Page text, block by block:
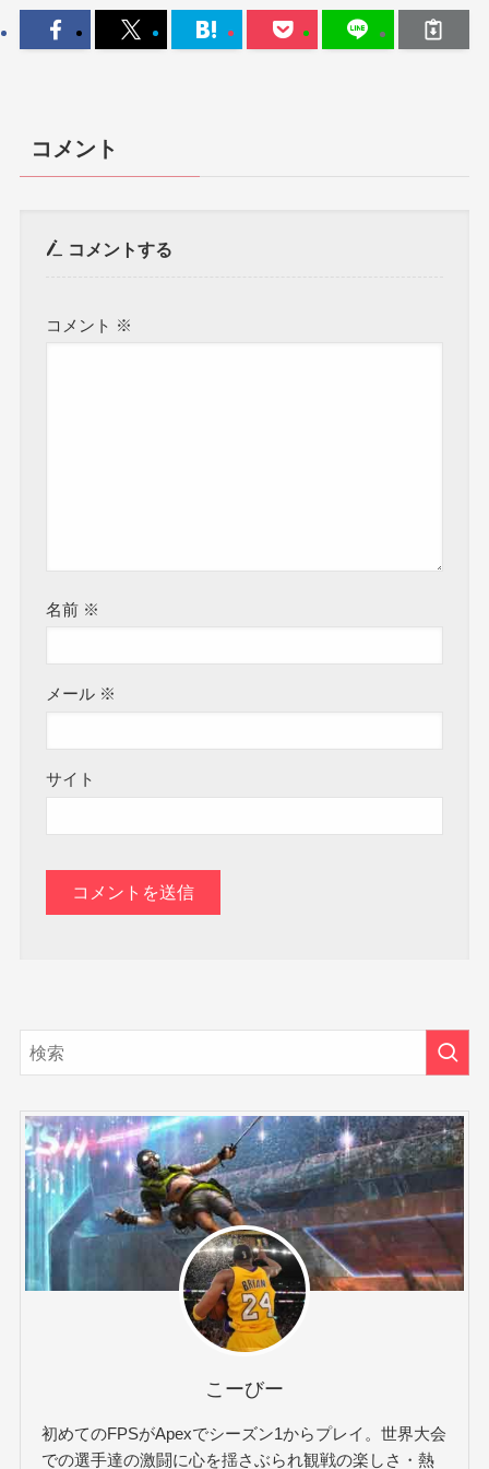
コメント
コメントする
コメント ※
名前 ※
メール ※
サイト
こーびー
初めてのFPSがApexでシーズン1からプレイ。世界大会
での選手達の激闘に心を揺さぶられ観戦の楽しさ・熱